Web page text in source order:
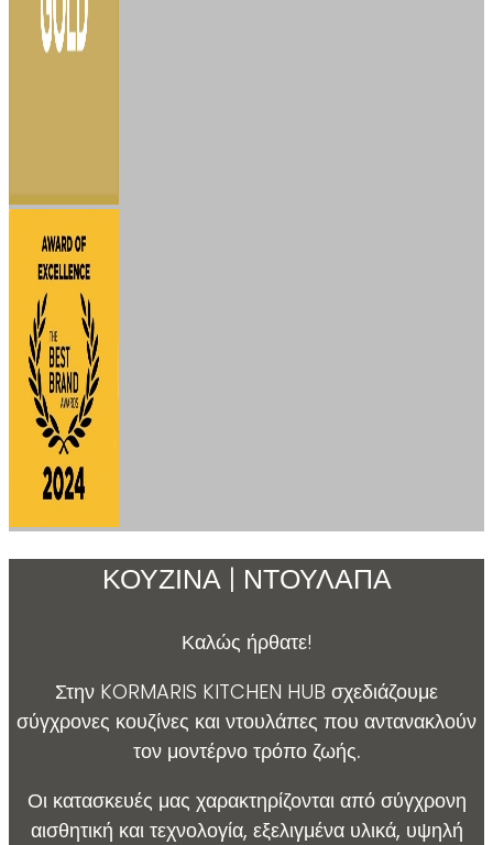
ΚΟΥΖΙΝΑ | ΝΤΟΥΛΑΠΑ
Καλώς ήρθατε!
Στην KORMARIS KITCHEN HUB σχεδιάζουμε
σύγχρονες κουζίνες και ντουλάπες που αντανακλούν
τον μοντέρνο τρόπο ζωής.
Οι κατασκευές μας χαρακτηρίζονται από σύγχρονη
αισθητική και τεχνολογία, εξελιγμένα υλικά, υψηλή